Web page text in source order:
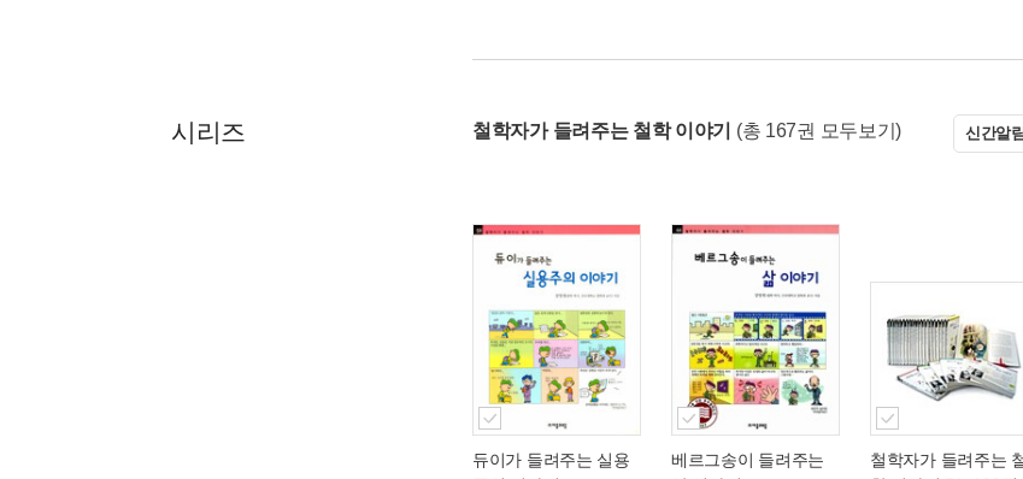
시리즈 철학자가 들려주는 철학 이야기 (총 167권 모두보기) 신간알
듀이가 들려주는 실용
베르그송이 들려주는
철학자가 들려주는